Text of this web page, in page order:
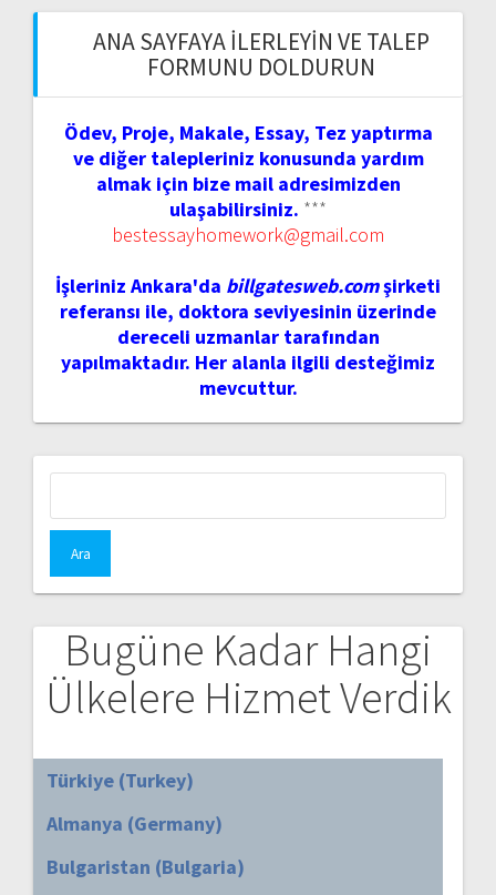
ANA SAYFAYA İLERLEYIN VE TALEP
FORMUNU DOLDURUN
Ödev, Proje, Makale, Essay, Tez yaptırma
ve diğer talepleriniz konusunda yardım
almak için bize mail adresimizden
ulaşabilirsiniz. ***
bestessayhomework@gmail.com
İşleriniz Ankara'da billgatesweb.comşirketi
referansı ile, doktora seviyesinin üzerinde
dereceli uzmanlar tarafından
yapılmaktadır. Her alanla ilgili desteğimiz
mevcuttur.
Bugüne Kadar Hangi
Ülkelere Hizmet Verdik
Türkiye (Turkey)
Almanya (Germany)
Bulgaristan (Bulgaria)